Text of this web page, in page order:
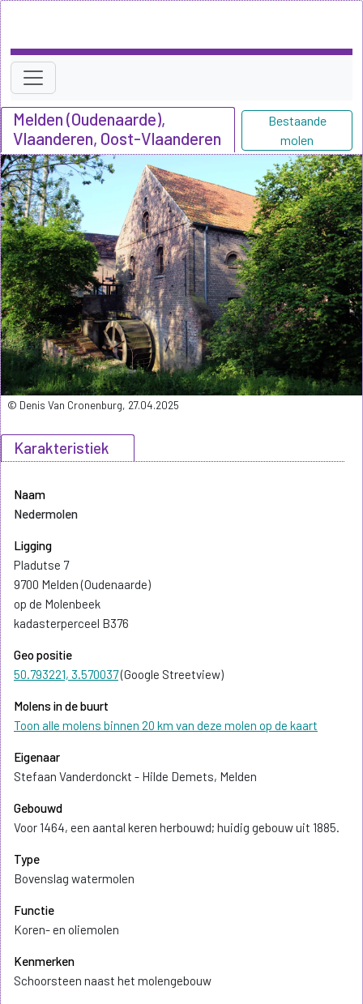
Melden (Oudenaarde),
Vlaanderen, Oost-Vlaanderen
Bestaande
molen
Karakteristiek
Naam
Nedermolen
Ligging
Pladutse 7
9700 Melden (Oudenaarde)
op de Molenbeek
kadasterperceel B376
Geo positie
50.793221, 3.570037(Google Streetview)
Molens in de buurt
Toon alle molens binnen 20 km van deze molen op de kaart
Eigenaar
Stefaan Vanderdonckt - Hilde Demets, Melden
Gebouwd
Voor 1464, een aantal keren herbouwd; huidig gebouw uit 1885.
Type
Bovenslag watermolen
Functie
Koren- en oliemolen
Kenmerken
Schoorsteen naast het molengebouw
© Denis Van Cronenburg, 27.04.2025